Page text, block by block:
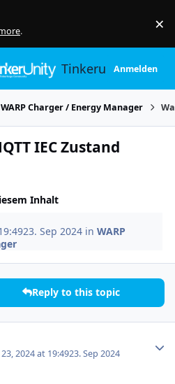
. ×
TinkerunityAnmelden
WARP Charger / Energy Manager
IEC Zustand
Inhalt
23. Sep 2024 inWARP
Reply to this topic
2024 at 19:4923. Sep 2024